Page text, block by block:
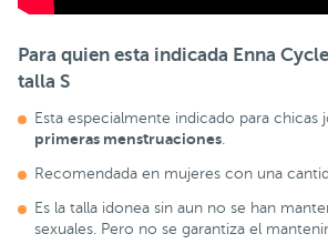
Para quien esta indicada Enna
talla S
Esta especialmente indicado para chicas
primeras menstruaciones
Recomendada en mujeres con una
Es la talla idonea sin aun no se han
sexuales. Pero no se garantiza el